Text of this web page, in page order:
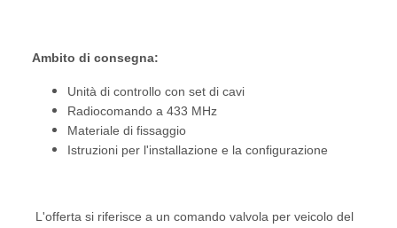
Ambito di consegna:
Unità di controllo con set di cavi
Radiocomando a 433 MHz
Materiale di fissaggio
Istruzioni per l'installazione e la configurazione
L'offerta si riferisce a un comando valvola per veicolo del